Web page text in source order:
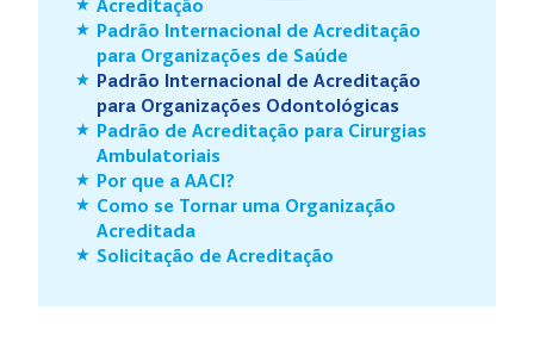
Acreditação
Padrão Internacional de Acreditação
para Organizações de Saúde
Padrão Internacional de Acreditação
para Organizações Odontológicas
Padrão de Acreditação para Cirurgias
Ambulatoriais
Por que a AACI?
Como se Tornar uma Organização
Acreditada
Solicitação de Acreditação